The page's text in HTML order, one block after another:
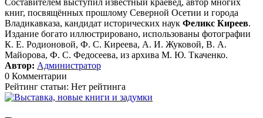
книг, посвящённых прошлому Северной Осетии и города
Владикавказа, кандидат исторических наук Феликс Киреев.
Издание богато иллюстрировано, использованы фотографии
К. Е. Родионовой, Ф. С. Киреева, А. И. Жуковой, В. А.
Майорова, Ф. С. Федосеева, из архива М. Ю. Ткаченко.
Автор: Администратор
0 Комментарии
Рейтинг статьи: Нет рейтинга